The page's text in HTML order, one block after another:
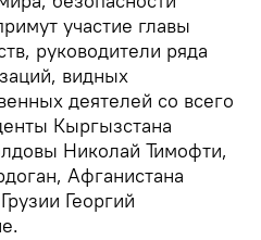
участие главы
руководители ряда
видных
деятелей со всего
Кыргызстана
Николай Тимофти,
Афганистана
Георгий